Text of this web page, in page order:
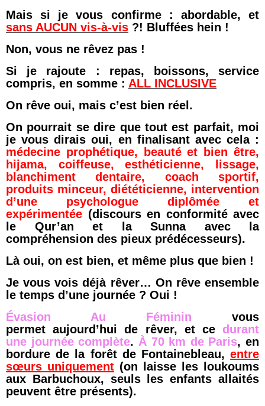
Mais si je vous confirme : abordable, et
sans AUCUN vis-à-vis ?! Bluffées hein !
Non, vous ne rêvez pas !
Si je rajoute : repas, boissons, service
compris, en somme : ALL INCLUSIVE
On rêve oui, mais c’est bien réel.
On pourrait se dire que tout est parfait, moi
je vous dirais oui, en finalisant avec cela :
médecine prophétique, beauté et bien être,
hijama, coiffeuse, esthéticienne, lissage,
blanchiment dentaire, coach sportif,
produits minceur, diététicienne, intervention
d’une psychologue diplômée et
expérimentée (discours en conformité avec
le Qur’an et la Sunna avec la
compréhension des pieux prédécesseurs).
Là oui, on est bien, et même plus que bien !
Je vous vois déjà rêver… On rêve ensemble
le temps d’une journée ? Oui !
Évasion Au Féminin vous
permet aujourd’hui de rêver, et ce durant
une journée complète. À 70 km de Paris, en
bordure de la forêt de Fontainebleau, entre
sœurs uniquement (on laisse les loukoums
aux Barbuchoux, seuls les enfants allaités
peuvent être présents).